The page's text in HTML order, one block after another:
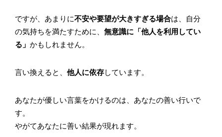
ですが、あまりに不安や要望が大きすぎる場合は、自分
の気持ちを満たすために、 無意識に「他人を利用してい
る」 かもしれません。
言い換えると、 他人に依存しています。
あなたが優しい言葉をかけるのは、あなたの善い行いで
す。
やがてあなたに善い結果が現れます。